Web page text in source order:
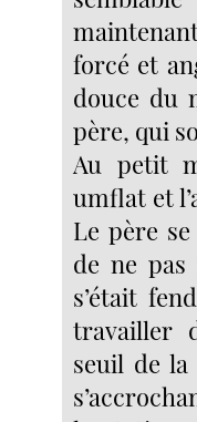
forcé et
douce du
père, qui
Au petit
umflat et
Le père
de ne
s’était
travailler
seuil de